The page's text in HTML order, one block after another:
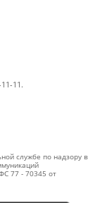
11.
службе по надзору в
77 - 70345 от